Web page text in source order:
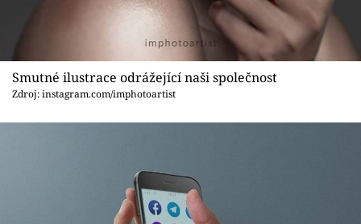
Smutné ilustrace odrážející naši společnost
Zdroj: instagram.com/imphotoartist